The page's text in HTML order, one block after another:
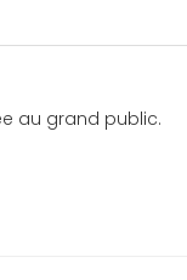
au grand public.